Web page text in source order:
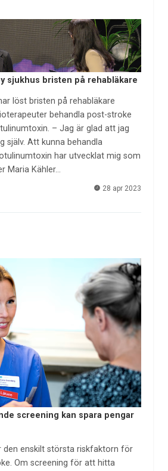
sjukhus bristen på rehabläkare
löst bristen på rehabläkare
behandla post-stroke
– Jag är glad att jag
själv. Att kunna behandla
har utvecklat mig som
Maria Kähler…
28 apr 2023
screening kan spara pengar
den enskilt största riskfaktorn för
Om screening för att hitta